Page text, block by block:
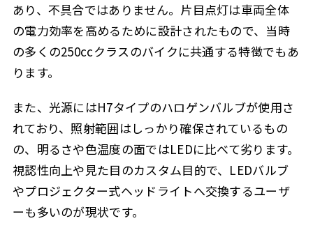
あり、不具合ではありません。片目点灯は車両全体
の電力効率を高めるために設計されたもので、当時
の多くの250ccクラスのバイクに共通する特徴でもあ
ります。
また、光源にはH7タイプのハロゲンバルブが使用さ
れており、照射範囲はしっかり確保されているもの
の、明るさや色温度の面ではLEDに比べて劣ります。
視認性向上や見た目のカスタム目的で、LEDバルブ
やプロジェクター式ヘッドライトへ交換するユーザ
ーも多いのが現状です。